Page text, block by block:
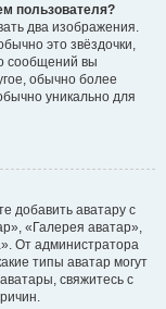
пользователя?
два изображения.
это звёздочки,
сообщений вы
обычно более
уникально для
добавить аватару с
«Галерея аватар»,
От администратора
типы аватар могут
свяжитесь с